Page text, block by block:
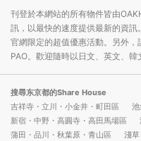
刊登於本網站的所有物件皆由
訊，以最快的速度提供最新的資
官網限定的超值優惠活動。另外
PAO。歡迎隨時以日文、英文、韓
搜尋东京都的Share House
吉祥寺・立川・小金井・町田區
新宿・中野・高圓寺・高田馬場區
蒲田・品川・秋葉原・青山區
淺